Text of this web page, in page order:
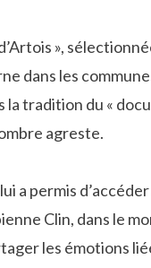
»,
dans les
tradition du «
agreste.
a permis
Clin, dans le
les émotions